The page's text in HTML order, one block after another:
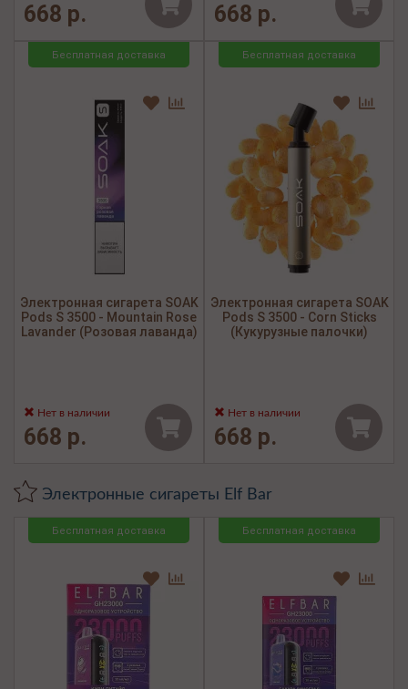
668 р. 668 р.
Бесплатная доставка
Электронная сигарета SOAK
Pods S 3500 - Mountain Rose
Lavander (Розовая лаванда)
Нет в наличии
668 р.
Бесплатная доставка
Электронная сигарета SOAK
Pods S 3500 - Corn Sticks
(Кукурузные палочки)
Нет в наличии
668 р.
Электронные сигареты Elf Bar
Бесплатная доставка Бесплатная доставка